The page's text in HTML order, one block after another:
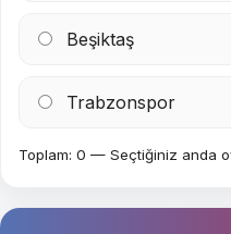
Beşiktaş
Trabzonspor
Toplam: 0 — Seçtiğiniz anda